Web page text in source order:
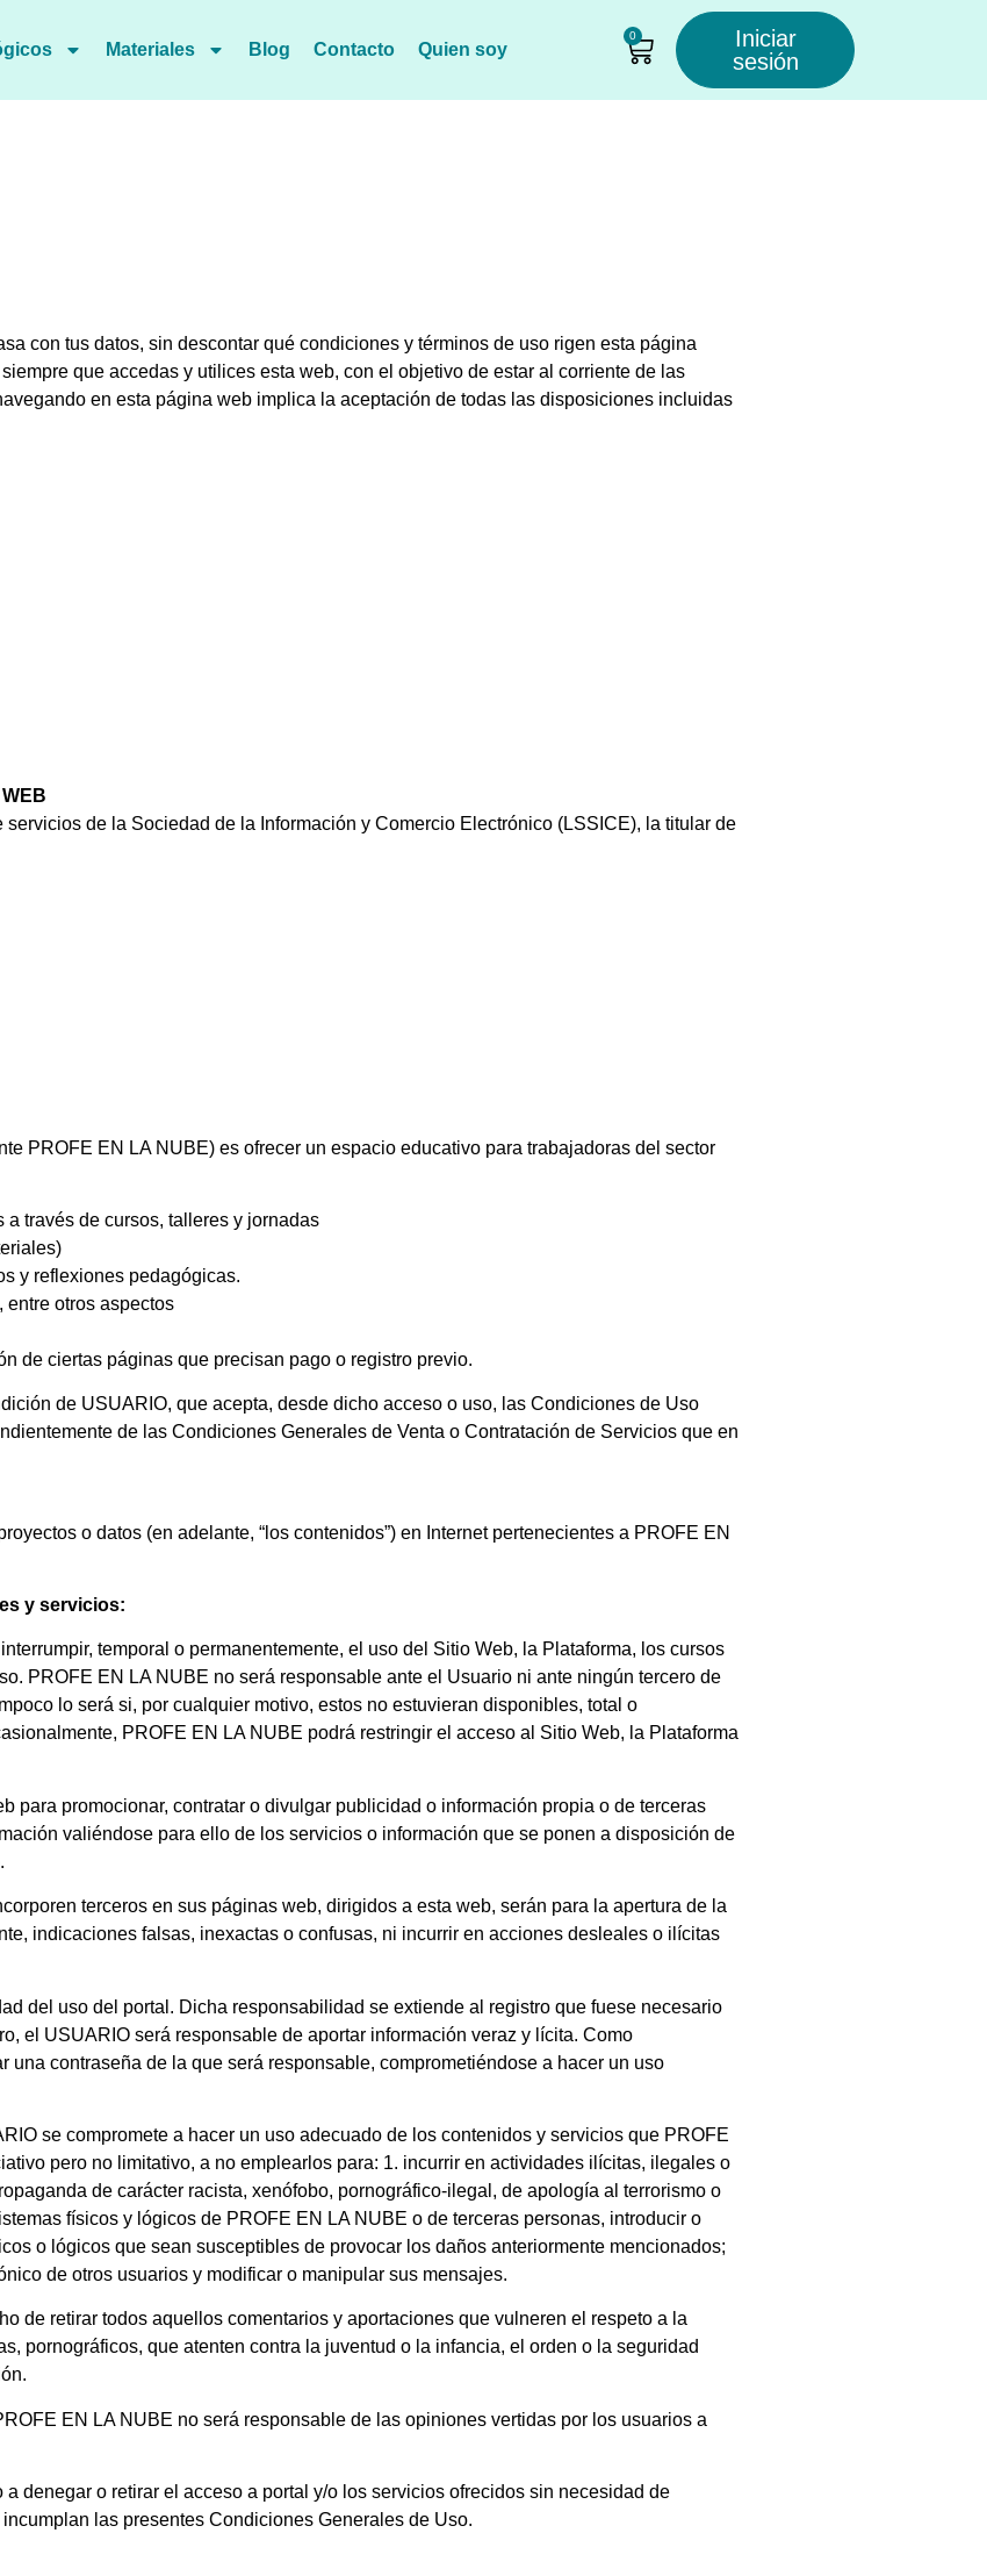
Materiales Blog Contacto Quien soy
0
Iniciar
sesión
con tus datos, sin descontar qué condiciones y términos de uso rigen esta página
que accedas y utilices esta web, con el objetivo de estar al corriente de las
en esta página web implica la aceptación de todas las disposiciones incluidas
de la Sociedad de la Información y Comercio Electrónico (LSSICE), la titular de
PROFE EN LA NUBE) es ofrecer un espacio educativo para trabajadoras del sector
través de cursos, talleres y jornadas
y reflexiones pedagógicas.
otros aspectos
de ciertas páginas que precisan pago o registro previo.
de USUARIO, que acepta, desde dicho acceso o uso, las Condiciones de Uso
de las Condiciones Generales de Venta o Contratación de Servicios que en
o datos (en adelante, “los contenidos”) en Internet pertenecientes a PROFE EN
y servicios:
temporal o permanentemente, el uso del Sitio Web, la Plataforma, los cursos
PROFE EN LA NUBE no será responsable ante el Usuario ni ante ningún tercero de
lo será si, por cualquier motivo, estos no estuvieran disponibles, total o
PROFE EN LA NUBE podrá restringir el acceso al Sitio Web, la Plataforma
para promocionar, contratar o divulgar publicidad o información propia o de terceras
valiéndose para ello de los servicios o información que se ponen a disposición de
terceros en sus páginas web, dirigidos a esta web, serán para la apertura de la
indicaciones falsas, inexactas o confusas, ni incurrir en acciones desleales o ilícitas
del uso del portal. Dicha responsabilidad se extiende al registro que fuese necesario
el USUARIO será responsable de aportar información veraz y lícita. Como
contraseña de la que será responsable, comprometiéndose a hacer un uso
se compromete a hacer un uso adecuado de los contenidos y servicios que PROFE
pero no limitativo, a no emplearlos para: 1. incurrir en actividades ilícitas, ilegales o
de carácter racista, xenófobo, pornográfico-ilegal, de apología al terrorismo o
físicos y lógicos de PROFE EN LA NUBE o de terceras personas, introducir o
o lógicos que sean susceptibles de provocar los daños anteriormente mencionados;
de otros usuarios y modificar o manipular sus mensajes.
de retirar todos aquellos comentarios y aportaciones que vulneren el respeto a la
pornográficos, que atenten contra la juventud o la infancia, el orden o la seguridad
EN LA NUBE no será responsable de las opiniones vertidas por los usuarios a
denegar o retirar el acceso a portal y/o los servicios ofrecidos sin necesidad de
las presentes Condiciones Generales de Uso.